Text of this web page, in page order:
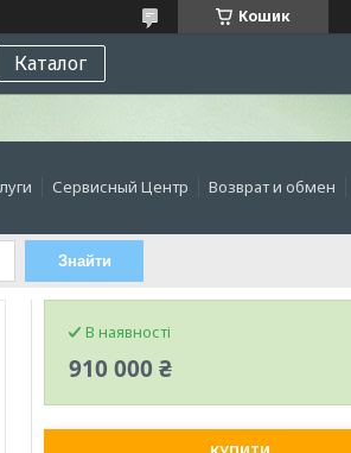
Кошик
Каталог
Сервисный Центр Возврат и обмен
Знайти
В наявності
910 000 ₴